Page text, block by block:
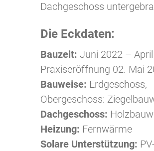
Dachgeschoss
Die Eckdaten:
Bauzeit: Juni 2022 –
Praxiseröffnung 02. Mai
Bauweise: Erdgeschoss,
Obergeschoss:
Dachgeschoss:
Heizung: Fernwärme
Solare Unterstützung: PV-